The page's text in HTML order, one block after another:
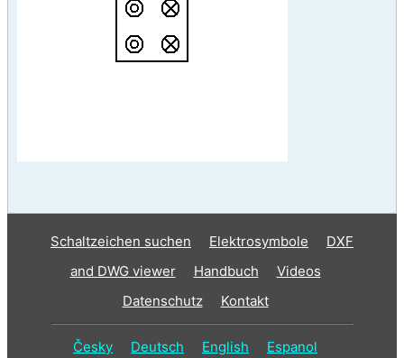
Schaltzeichen suchen Elektrosymbole
DXF
and DWG viewer
Handbuch
Videos
Datenschutz
Kontakt
Česky Deutsch English Espanol